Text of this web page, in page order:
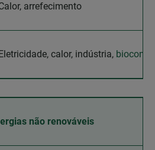
arrefecimento
Eletricidade, calor, indústria,
não renováveis